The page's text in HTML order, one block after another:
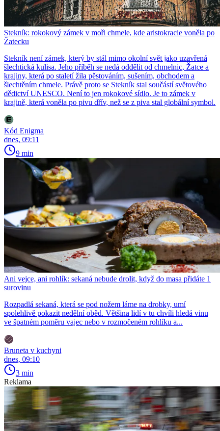
Stekník: rokokový zámek v moři chmele, kde aristokracie voněla po
Žatecku
Stekník není zámek, který by stál mimo okolní svět jako uzavřená
šlechtická kulisa. Jeho příběh se nedá oddělit od chmelnic, Žatce a
krajiny, která po staletí žila pěstováním, sušením, obchodem a
šlechtěním chmele. Právě proto se Stekník stal součástí světového
dědictví UNESCO. Není to jen rokokové sídlo. Je to zámek v
krajině, která voněla po pivu dřív, než se z piva stal globální symbol.
Kód Enigma
dnes, 09:11
9 min
Ani vejce, ani rohlík: sekaná nebude drolit, když do masa přidáte 1
surovinu
Rozpadlá sekaná, která se pod nožem láme na drobky, umí
spolehlivě pokazit nedělní oběd. Většina lidí v tu chvíli hledá vinu
ve špatném poměru vajec nebo v rozmočeném rohlíku a...
Bruneta v kuchyni
dnes, 09:10
3 min
Reklama